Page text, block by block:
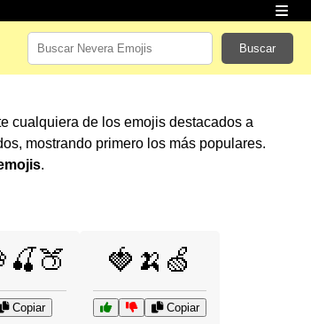
Buscar
cualquiera de los emojis destacados a
mostrando primero los más populares.
.
Copiar
🍓🍌🍏
Copiar